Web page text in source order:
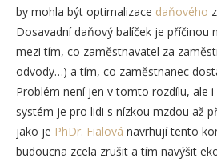
by mohla být optimalizace daňového
Dosavadní daňový balíček je příčinou
mezi tím, co zaměstnavatel za
odvody…) a tím, co zaměstnanec
Problém není jen v tomto rozdílu, ale
systém je pro lidi s nízkou mzdou až
jako je PhDr. Fialová navrhují tento
budoucna zcela zrušit a tím navýšit